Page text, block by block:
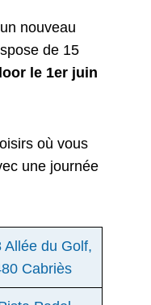
nouveau
de 15
le 1er juin
où vous
une journée
Allée du Golf,
Cabriès